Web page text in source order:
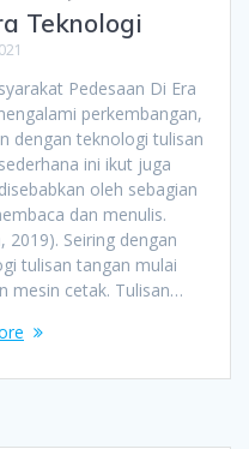
Teknologi
Pedesaan Di Era
perkembangan,
dengan teknologi tulisan
ini ikut juga
oleh sebagian
dan menulis.
2019). Seiring dengan
tulisan tangan mulai
mesin cetak. Tulisan…